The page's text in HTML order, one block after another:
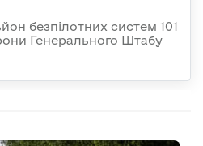
безпілотних систем 101
Генерального Штабу